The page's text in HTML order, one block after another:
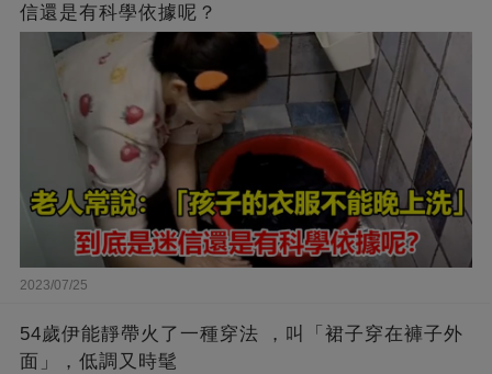
信還是有科學依據呢？
2023/07/25
54歲伊能靜帶火了一種穿法 ，叫「裙子穿在褲子外
面」，低調又時髦